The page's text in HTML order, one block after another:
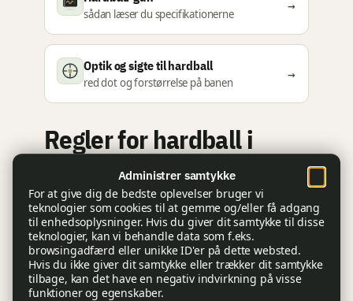
Administrer samtykke
For at give dig de bedste oplevelser bruger vi
teknologier som cookies til at gemme og/eller få adgang
til enhedsoplysninger. Hvis du giver dit samtykke til disse
teknologier, kan vi behandle data som f.eks.
browsingadfærd eller unikke ID'er på dette websted.
Hvis du ikke giver dit samtykke eller trækker dit samtykke
tilbage, kan det have en negativ indvirkning på visse
funktioner og egenskaber.
sådan læser du specifikationerne
→
Optik og sigte til hardball
red dot og forstørrelse på banen
→
Regler for hardball i
Danmark
Hardball er lovligt for voksne uden tilladelse.
Våbenloven § 1, stk. 2, litra b undtager
udtrykkeligt hardball- og paintballvåben fra
det generelle våbenforbud — men
aldersreglerne i § 2 gælder stadig.